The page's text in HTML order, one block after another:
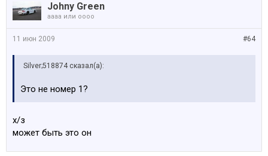
Johny Green
аааа или оооо
#64
11 июн 2009
Silver;518874 сказал(а):
Это не номер 1?
х/з
может быть это он